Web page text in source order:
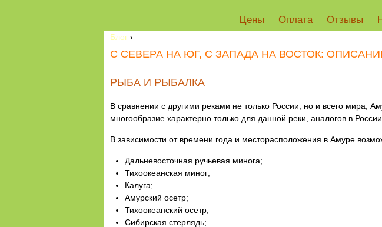
Цены Оплата Отзывы
Блог ›
С СЕВЕРА НА ЮГ, С ЗАПАДА НА ВОСТОК:
РЫБА И РЫБАЛКА
В сравнении с другими реками не только России, но и всего мира,
многообразие характерно только для данной реки, аналогов в
В зависимости от времени года и месторасположения в Амуре
Дальневосточная ручьевая минога;
Тихоокеанская миног;
Калуга;
Амурский осетр;
Тихоокеанский осетр;
Сибирская стерлядь;